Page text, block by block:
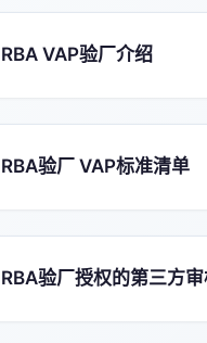
RBA VAP验厂介绍
RBA验厂 VAP标准清单
RBA验厂授权的第三方